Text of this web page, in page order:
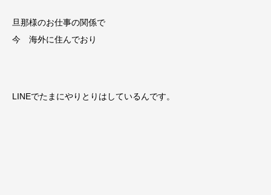
旦那様のお仕事の関係で
今 海外に住んでおり
LINEでたまにやりとりはしているんです。